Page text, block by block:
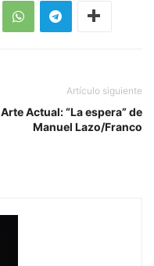
Artículo siguiente
Arte Actual: “La espera” de
Manuel Lazo/Franco